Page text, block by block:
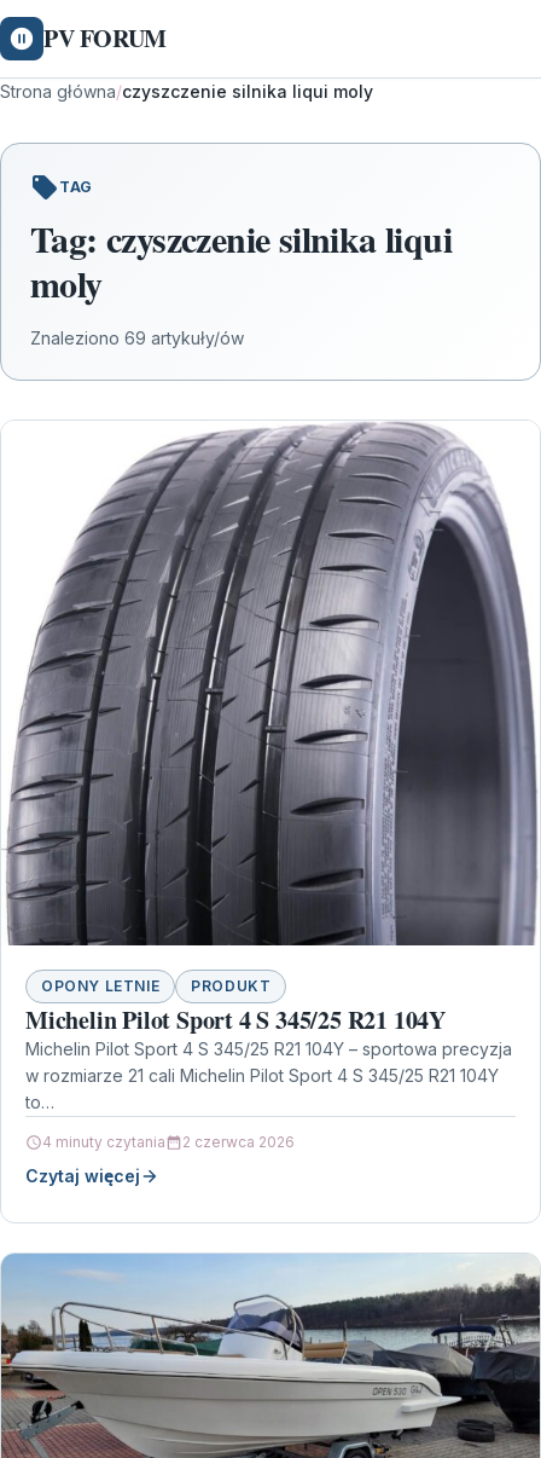
PV FORUM
Strona główna/czyszczenie silnika liqui moly
TAG
Tag: czyszczenie silnika liqui
moly
Znaleziono 69 artykuły/ów
OPONY LETNIE PRODUKT
Michelin Pilot Sport 4 S 345/25 R21 104Y
Michelin Pilot Sport 4 S 345/25 R21 104Y – sportowa precyzja
w rozmiarze 21 cali Michelin Pilot Sport 4 S 345/25 R21 104Y
to…
4 minuty czytania 2 czerwca 2026
Czytaj więcej